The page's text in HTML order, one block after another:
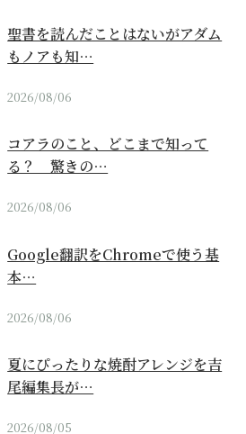
聖書を読んだことはないがアダム
もノアも知…
2026/08/06
コアラのこと、どこまで知って
る？ 驚きの…
2026/08/06
Google翻訳をChromeで使う基
本…
2026/08/06
夏にぴったりな焼酎アレンジを吉
尾編集長が…
2026/08/05